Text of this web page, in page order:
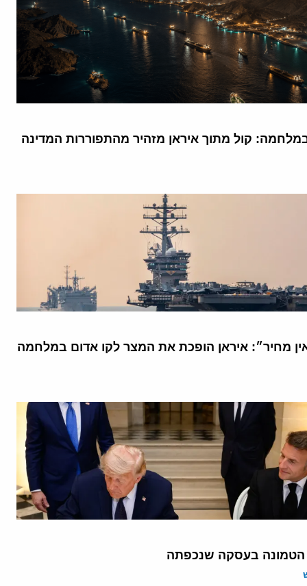
קול מתוך איראן מזהיר מהתפוררות המדינה
מחיר״: איראן הופכת את המצר לקו אדום במלחמה
הטמונה בעסקה שנכפתה